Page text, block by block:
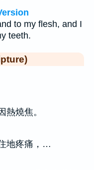
to my flesh, and I
teeth.
熱燒焦。
地疼痛，…